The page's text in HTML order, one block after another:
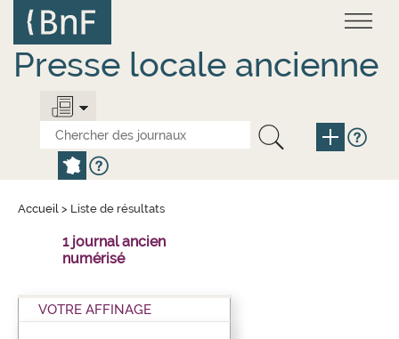
contenu
principal
Presse locale ancienne
Accueil > Liste de résultats
1 journal ancien
numérisé
VOTRE AFFINAGE
Panneau de gestion des cookies